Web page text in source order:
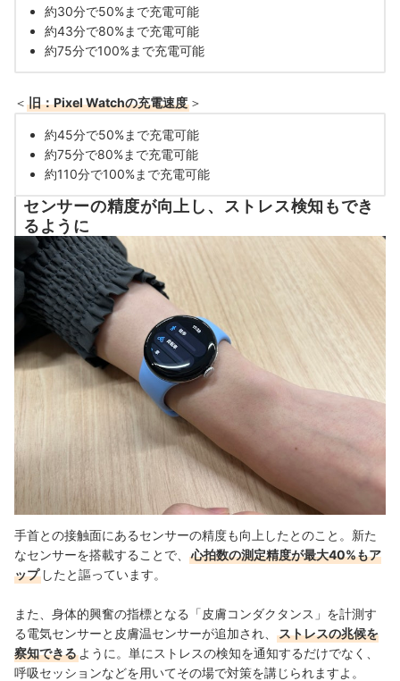
約30分で50%まで充電可能
約43分で80%まで充電可能
約75分で100%まで充電可能
＜ 旧：Pixel Watchの充電速度 ＞
約45分で50%まで充電可能
約75分で80%まで充電可能
約110分で100%まで充電可能
センサーの精度が向上し、ストレス検知もでき
るように
手首との接触面にあるセンサーの精度も向上したとのこと。新た
なセンサーを搭載することで、
心拍数の測定精度が最大40%もア
ップ したと謳っています。
また、身体的興奮の指標となる「皮膚コンダクタンス」を計測す
る電気センサーと皮膚温センサーが追加され、
ストレスの兆候を
察知できる ように。単にストレスの検知を通知するだけでなく、
呼吸セッションなどを用いてその場で対策を講じられますよ。